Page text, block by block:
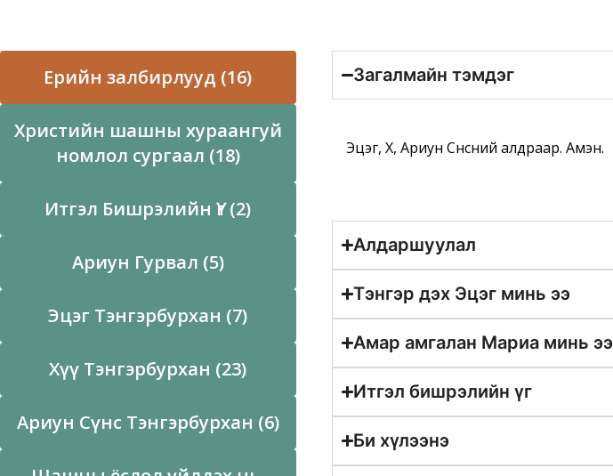
Ерийн залбирлууд (16)
Христийн шашны хураангуй
номлол сургаал (18)
Итгэл Бишрэлийн Үг (2)
Ариун Гурвал (5)
Эцэг Тэнгэрбурхан (7)
Хүү Тэнгэрбурхан (23)
Ариун Сүнс Тэнгэрбурхан (6)
Загалмайн тэмдэг
Эцэг, Хүү, Ариун Сүнсний алдраар. Амэн.
Алдаршуулал
Тэнгэр дэх Эцэг минь ээ
Амар aмгалан Мариа минь ээ
Итгэл бишрэлийн үг
Би хүлээнэ